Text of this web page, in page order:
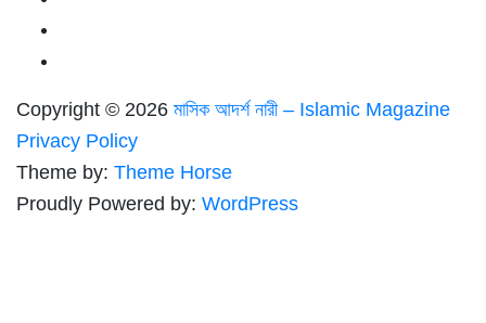
Copyright © 2026 মাসিক আদর্শ নারী – Islamic Magazine
Privacy Policy
Theme by: Theme Horse
Proudly Powered by: WordPress